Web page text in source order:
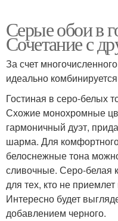
Серые обои в
Сочетание с
За счет
идеально
Гостиная в серо-белых
Схожие монохромные
гармоничный дуэт,
шарма. Для
белоснежные тона
сливочные. Серо-белая
для тех, кто не
Интересно будет
добавлением черного.